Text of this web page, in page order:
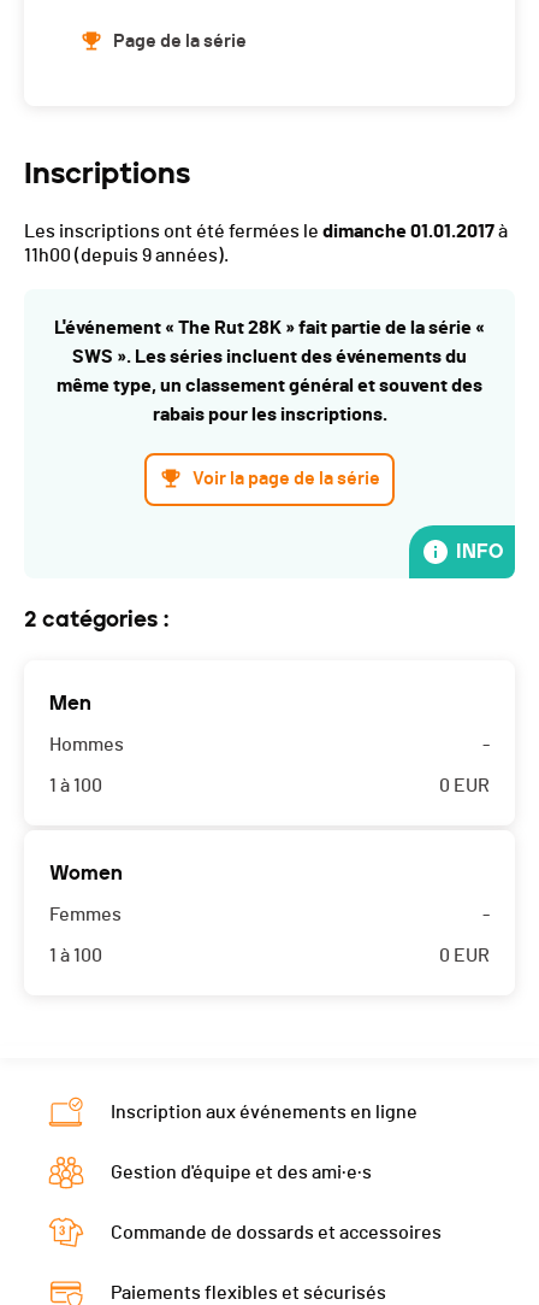
Page de la série
Inscriptions
Les inscriptions ont été fermées le dimanche 01.01.2017à
11h00 (depuis 9 années).
L'événement « The Rut 28K » fait partie de la série «
SWS ». Les séries incluent des événements du
même type, un classement général et souvent des
rabais pour les inscriptions.
Voir la page de la série
INFO
2 catégories :
Men
Hommes
1 à 100
-
0 EUR
Women
Femmes
1 à 100
-
0 EUR
Inscription aux événements en ligne
Gestion d'équipe et des ami·e·s
Commande de dossards et accessoires
Paiements flexibles et sécurisés